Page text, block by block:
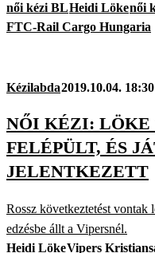
női kézi BLHeidi Lökenői
FTC-Rail Cargo Hungaria
Kézilabda2019.10.04. 18:30
NŐI KÉZI: LÖKE
FELÉPÜLT, ÉS
JELENTKEZETT
Rossz következtetést
edzésbe állt a Vipersnél.
Heidi LökeVipers